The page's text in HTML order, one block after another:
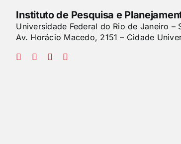
Instituto de Pesquisa e
Universidade Federal do Rio de Janeiro –
Av. Horácio Macedo, 2151 – Cidade